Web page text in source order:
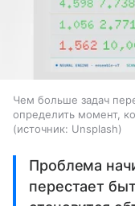
Чем больше задач
определить момент,
источник: Unsplash
Проблема
перестает